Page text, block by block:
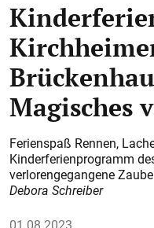
Magisches
Ferienspaß Rennen,
Kinderferienprogramm
verlorengegangene
Debora Schreiber